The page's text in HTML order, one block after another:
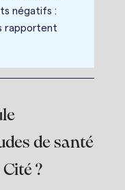
négatifs :
rapportent
de santé
?